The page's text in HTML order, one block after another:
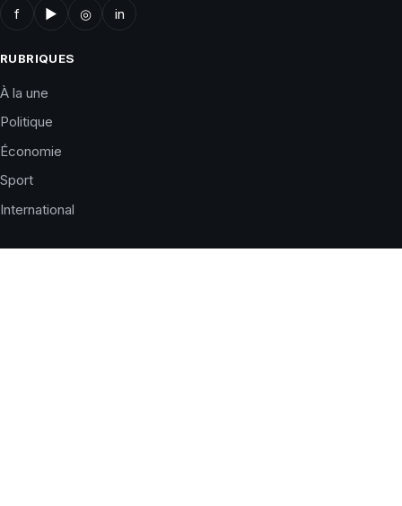
f ▶ ◎ in
RUBRIQUES
À la une
Politique
Économie
Sport
International
LE JOURNAL